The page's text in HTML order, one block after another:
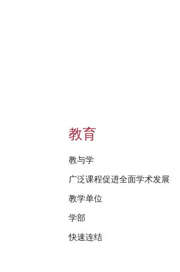
教育
教与学
广泛课程促进全面学术发展
教学单位
学部
快速连结